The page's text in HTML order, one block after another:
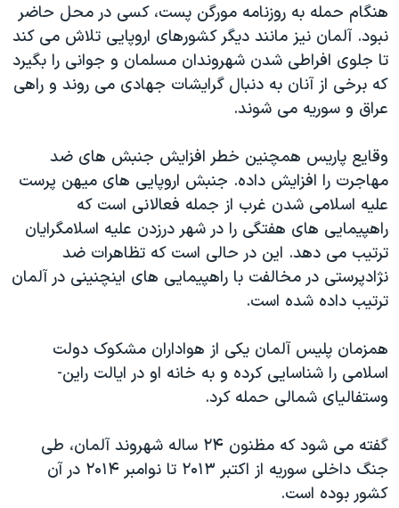
هنگام حمله به روزنامه مورگن پست، کسی در محل حاضر
نبود. آلمان نیز مانند دیگر کشورهای اروپایی تلاش می کند
تا جلوی افراطی شدن شهروندان مسلمان و جوانی را بگیرد
که برخی از آنان به دنبال گرایشات جهادی می روند و راهی
عراق و سوریه می شوند.
وقایع پاریس همچنین خطر افزایش جنبش های ضد
مهاجرت را افزایش داده. جنبش اروپایی های میهن پرست
علیه اسلامی شدن غرب از جمله فعالانی است که
راهپیمایی های هفتگی را در شهر درزدن علیه اسلامگرایان
ترتیب می دهد. این در حالی است که تظاهرات ضد
نژادپرستی در مخالفت با راهپیمایی های اینچنینی در آلمان
ترتیب داده شده است.
همزمان پلیس آلمان یکی از هواداران مشکوک دولت
اسلامی را شناسایی کرده و به خانه او در ایالت راین-
وستفالیای شمالی حمله کرد.
گفته می شود که مظنون ۲۴ ساله شهروند آلمان، طی
جنگ داخلی سوریه از اکتبر ۲۰۱۳ تا نوامبر ۲۰۱۴ در آن
کشور بوده است.